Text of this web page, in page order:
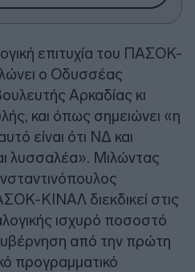
επιτυχία του ΠΑΣΟΚ-
ο Οδυσσέας
Αρκαδίας κι
και όπως σημειώνει «η
είναι ότι ΝΔ και
λυσσαλέα». Μιλώντας
ΚΙΝΑΛ διεκδικεί στις
ισχυρό ποσοστό
από την πρώτη
προγραμματικό